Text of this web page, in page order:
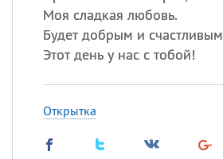
Моя сладкая любовь.
Будет добрым и счастливым
Этот день у нас с тобой!
Открытка